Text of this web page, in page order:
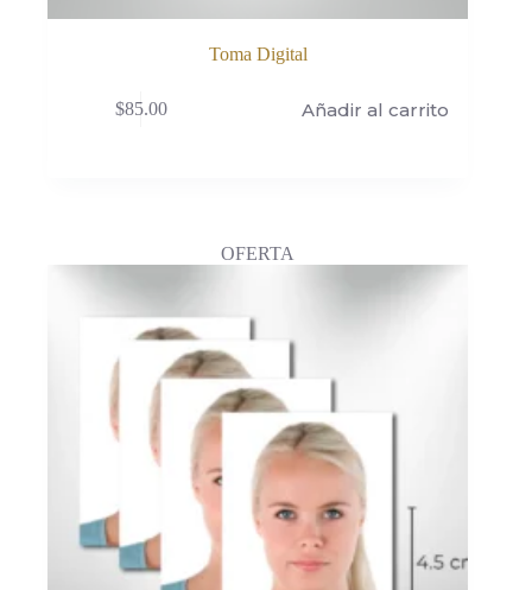
Toma Digital
$85.00 Añadir al carrito
OFERTA